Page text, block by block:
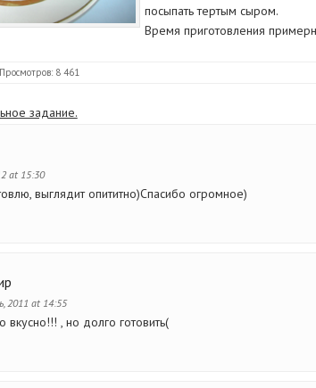
посыпать тертым сыром.
Время приготовления
8 461
задание.
at 15:30
выглядит опититно)Спасибо огромное)
2011 at 14:55
вкусно!!! , но долго готовить(